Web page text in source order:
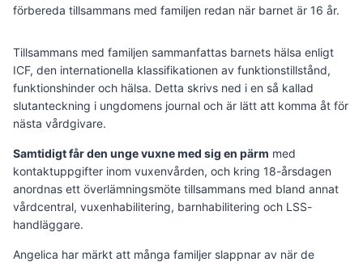
förbereda tillsammans med familjen redan när barnet är 16 år.
Tillsammans med familjen sammanfattas barnets hälsa enligt
ICF, den internationella klassifikationen av funktionstillstånd,
funktionshinder och hälsa. Detta skrivs ned i en så kallad
slutanteckning i ungdomens journal och är lätt att komma åt för
nästa vårdgivare.
Samtidigt får den unge vuxne med sig en pärm med
kontaktuppgifter inom vuxenvården, och kring 18-årsdagen
anordnas ett överlämningsmöte tillsammans med bland annat
vårdcentral, vuxenhabilitering, barnhabilitering och LSS-
handläggare.
Angelica har märkt att många familjer slappnar av när de